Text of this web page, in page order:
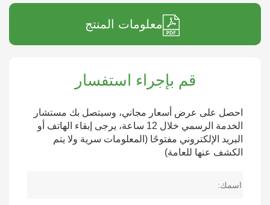
معلومات المنتج
قم بإجراء استفسار
احصل على عرض أسعار مجاني، وسيتصل بك مستشار
الخدمة الرسمي خلال 12 ساعة، يرجى إبقاء الهاتف أو
البريد الإلكتروني مفتوحًا (المعلومات سرية ولا يتم
الكشف عنها للعامة)